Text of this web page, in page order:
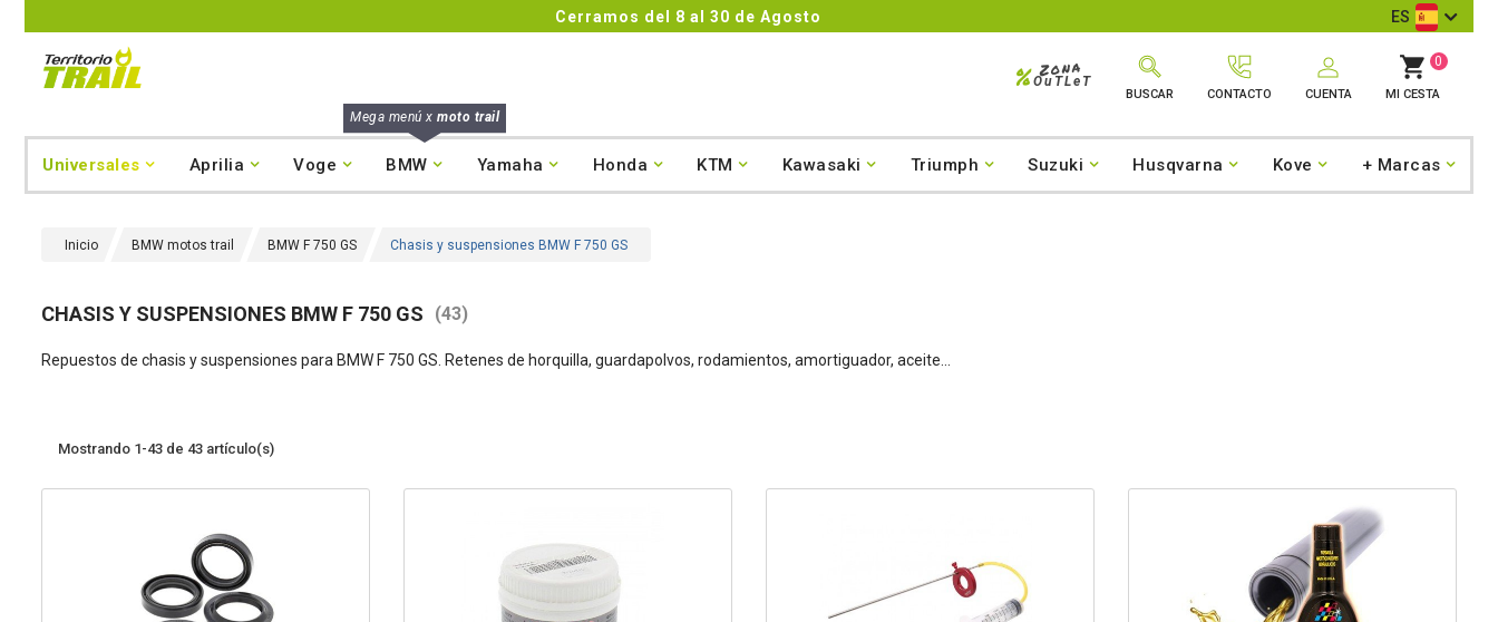
ES
Zona
%OuTLeT
BUSCAR CONTACTO CUENTA
0
MI CESTA
Mega menú x moto trail
Universales Aprilia Voge BMW Yamaha Honda KTM Kawasaki Triumph Suzuki Husqvarna Kove + Marcas
Inicio BMW motos trail BMW F 750 GS Chasis y suspensiones BMW F 750 GS
CHASIS Y SUSPENSIONES BMW F 750 GS (43)
Repuestos de chasis y suspensiones para BMW F 750 GS. Retenes de horquilla, guardapolvos, rodamientos, amortiguador, aceite...
Mostrando 1-43 de 43 artículo(s)